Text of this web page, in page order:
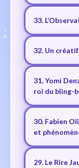
33.
32. Un créatif
31. Yomi
roi du bling-
30. Fabien
et
29. Le Rire